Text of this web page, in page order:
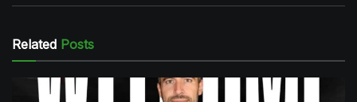
Related Posts